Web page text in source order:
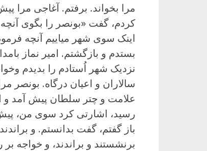
مرا بخواند. برفتم. آغاجی مرا
کردم، گفت «بونصر را بگوی
اینک سوی شهر میاییم آنچه
بستدم و بازگشتم. امیر نماز
نزدیک شهر اُستادم را بدیدم
سالاران و اعیان درگاه. بونصر
علامت و چتر سلطان پیش آمد و
رسید، اشارتی کرد سوی من،
باز گفتم، گفت بدانستم. و
برنشستند و براندند، و خواجه